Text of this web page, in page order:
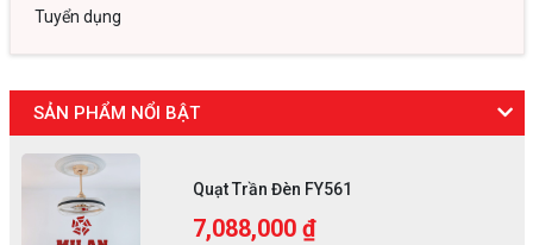
Tuyển dụng
SẢN PHẨM NỔI BẬT
Quạt Trần Đèn FY561
7,088,000 ₫